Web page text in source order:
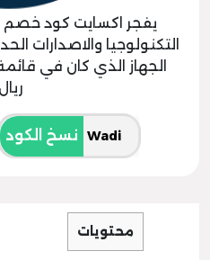
يفجر اكسايت كود
التكنولوجيا والاصدارات
نسخ الكود
محتويات